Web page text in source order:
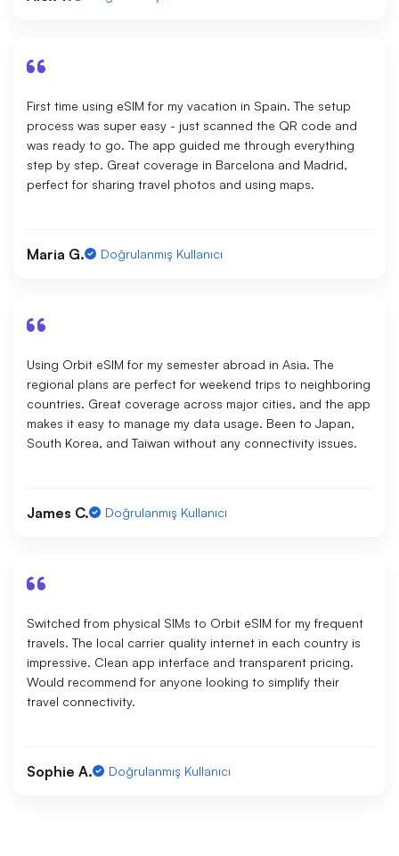
First time using eSIM for my vacation in Spain. The setup
process was super easy - just scanned the QR code and
was ready to go. The app guided me through everything
step by step. Great coverage in Barcelona and Madrid,
perfect for sharing travel photos and using maps.
Maria G. Doğrulanmış Kullanıcı
Using Orbit eSIM for my semester abroad in Asia. The
regional plans are perfect for weekend trips to neighboring
countries. Great coverage across major cities, and the app
makes it easy to manage my data usage. Been to Japan,
South Korea, and Taiwan without any connectivity issues.
James C. Doğrulanmış Kullanıcı
Switched from physical SIMs to Orbit eSIM for my frequent
travels. The local carrier quality internet in each country is
impressive. Clean app interface and transparent pricing.
Would recommend for anyone looking to simplify their
travel connectivity.
Sophie A. Doğrulanmış Kullanıcı